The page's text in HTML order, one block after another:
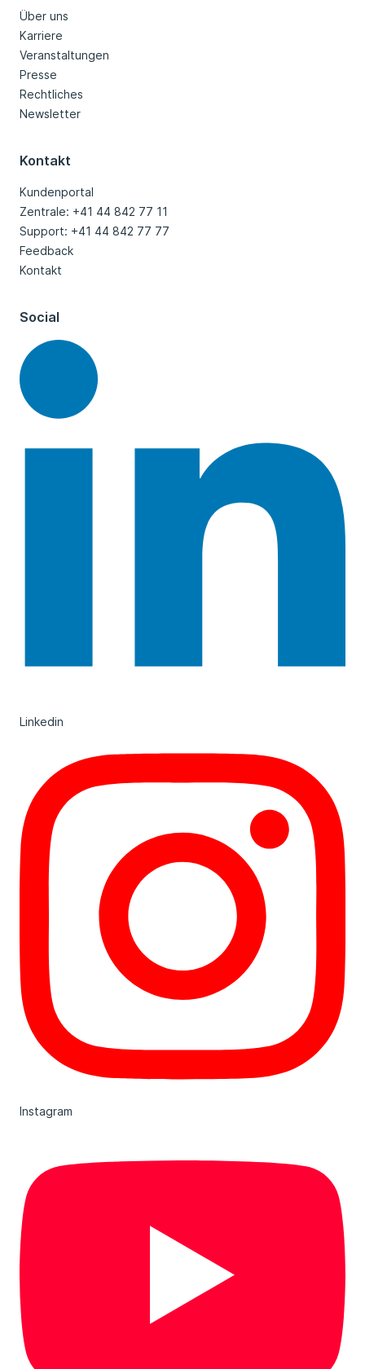
Über uns
Karriere
Veranstaltungen
Presse
Rechtliches
Newsletter
Kontakt
Kundenportal
Zentrale: +41 44 842 77 11
Support: +41 44 842 77 77
Feedback
Kontakt
Social
Linkedin
Instagram